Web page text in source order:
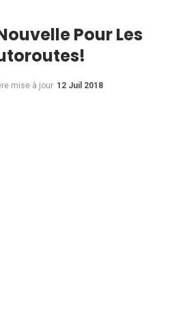
Pour Les
mise à jour 12 Juil 2018